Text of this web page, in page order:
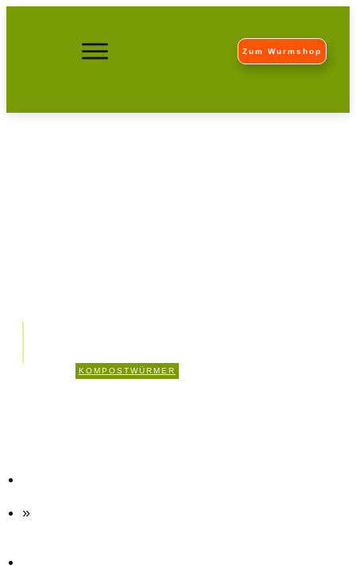
Zum Wurmshop
KOMPOSTWÜRMER
»